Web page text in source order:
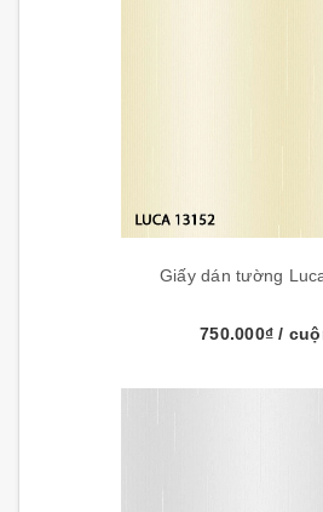
Giấy dán tường
750.000₫/